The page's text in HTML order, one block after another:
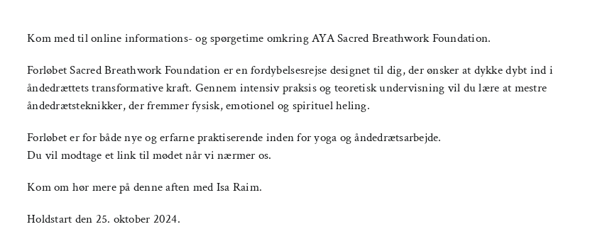
Kom med til online informations- og spørgetime omkring AYA Sacred Breathwork Foundation.
Forløbet Sacred Breathwork Foundation er en fordybelsesrejse designet til dig, der ønsker at dykke dybt ind i
åndedrættets transformative kraft. Gennem intensiv praksis og teoretisk undervisning vil du lære at mestre
åndedrætsteknikker, der fremmer fysisk, emotionel og spirituel heling.
Forløbet er for både nye og erfarne praktiserende inden for yoga og åndedrætsarbejde.
Du vil modtage et link til mødet når vi nærmer os.
Kom om hør mere på denne aften med Isa Raim.
Holdstart den 25. oktober 2024.